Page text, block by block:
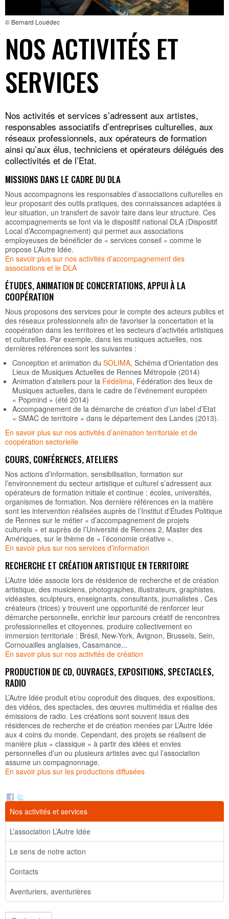
© Bernard Louédec
NOS ACTIVITÉS ET
SERVICES
Nos activités et services s’adressent aux artistes,
responsables associatifs d’entreprises culturelles, aux
réseaux professionnels, aux opérateurs de formation
ainsi qu’aux élus, techniciens et opérateurs délégués des
collectivités et de l’Etat.
MISSIONS DANS LE CADRE DU DLA
Nous accompagnons les responsables d’associations culturelles en
leur proposant des outils pratiques, des connaissances adaptées à
leur situation, un transfert de savoir faire dans leur structure. Ces
accompagnements se font via le dispositif national DLA (Dispositif
Local d’Accompagnement) qui permet aux associations
employeuses de bénéficier de « services conseil » comme le
propose L’Autre Idée.
En savoir plus sur nos activités d’accompagnement des
associations et le DLA
ÉTUDES, ANIMATION DE CONCERTATIONS, APPUI À LA
COOPÉRATION
Nous proposons des services pour le compte des acteurs publics et
des réseaux professionnels afin de favoriser la concertation et la
coopération dans les territoires et les secteurs d’activités artistiques
et culturelles. Par exemple, dans les musiques actuelles, nos
dernières références sont les suivantes :
Conception et animation du SOLIMA, Schéma d’Orientation des
Lieux de Musiques Actuelles de Rennes Métropole (2014)
Animation d’ateliers pour la Fédélima, Fédération des lieux de
Musiques actuelles, dans le cadre de l’événement européen
« Popmind » (été 2014)
Accompagnement de la démarche de création d’un label d’Etat
« SMAC de territoire » dans le département des Landes (2013).
En savoir plus sur nos activités d’animation territoriale et de
coopération sectorielle
COURS, CONFÉRENCES, ATELIERS
Nos actions d’information, sensibilisation, formation sur
l’environnement du secteur artistique et culturel s’adressent aux
opérateurs de formation initiale et continue : écoles, universités,
organismes de formation. Nos dernière références en la matière
sont les intervention réalisées auprès de l’Institut d’Études Politique
de Rennes sur le métier « d’accompagnement de projets
culturels » et auprès de l’Université de Rennes 2, Master des
Amériques, sur le thème de « l’économie créative ».
En savoir plus sur nos services d’information
RECHERCHE ET CRÉATION ARTISTIQUE EN TERRITOIRE
L’Autre Idée associe lors de résidence de recherche et de création
artistique, des musiciens, photographes, illustrateurs, graphistes,
vidéastes, sculpteurs, enseignants, consultants, journalistes . Ces
créateurs (trices) y trouvent une opportunité de renforcer leur
démarche personnelle, enrichir leur parcours créatif de rencontres
professionnelles et citoyennes, produire collectivement en
immersion territoriale : Brésil, New-York, Avignon, Brussels, Sein,
Cornouailles anglaises, Casamance...
En savoir plus sur nos activités de création
PRODUCTION DE CD, OUVRAGES, EXPOSITIONS, SPECTACLES,
RADIO
L’Autre Idée produit et/ou coproduit des disques, des expositions,
des vidéos, des spectacles, des œuvres multimédia et réalise des
émissions de radio. Les créations sont souvent issus des
résidences de recherche et de création menées par L’Autre Idée
aux 4 coins du monde. Cependant, des projets se réalisent de
manière plus « classique » à partir des idées et envies
personnelles d’un ou plusieurs artistes avec qui l’association
assume un compagnonnage.
En savoir plus sur les productions diffusées
Nos activités et services
L’association L’Autre Idée
Le sens de notre action
Contacts
Aventuriers, aventurières